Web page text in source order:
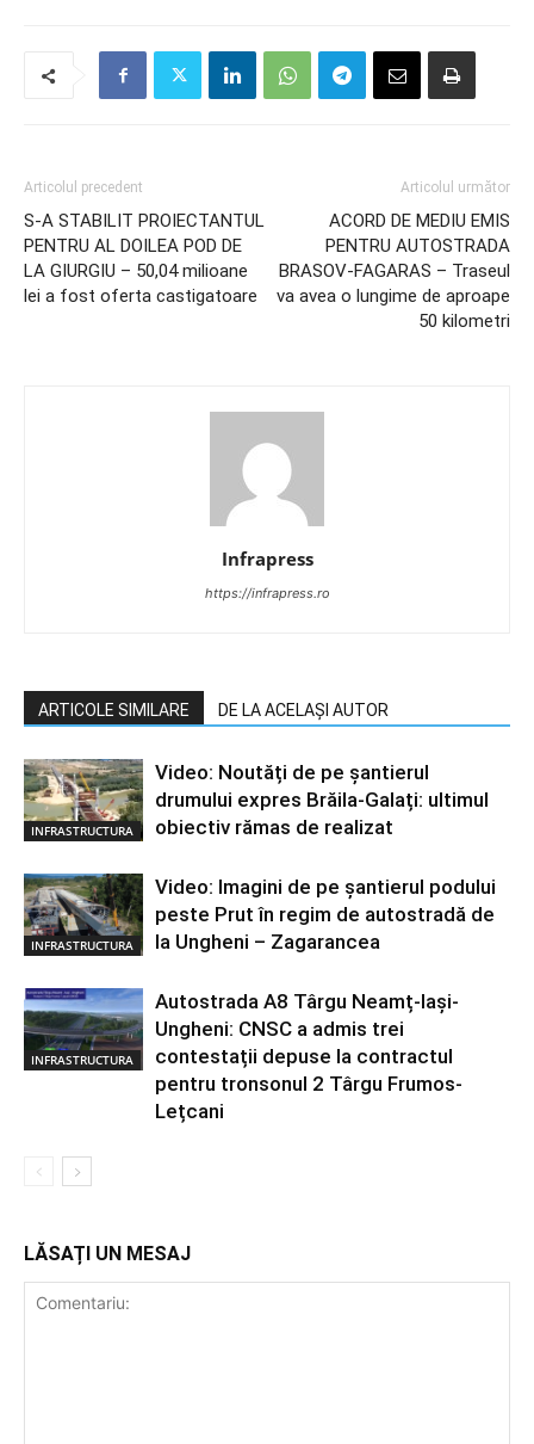
Articolul precedent
S-A STABILIT PROIECTANTUL
PENTRU AL DOILEA POD DE
LA GIURGIU – 50,04 milioane
lei a fost oferta castigatoare
Articolul următor
ACORD DE MEDIU EMIS
PENTRU AUTOSTRADA
BRASOV-FAGARAS – Traseul
va avea o lungime de aproape
50 kilometri
Infrapress
https://infrapress.ro
ARTICOLE SIMILARE DE LA ACELAȘI AUTOR
INFRASTRUCTURA
Video: Noutăți de pe șantierul
drumului expres Brăila-Galați: ultimul
obiectiv rămas de realizat
INFRASTRUCTURA
Video: Imagini de pe șantierul podului
peste Prut în regim de autostradă de
la Ungheni – Zagarancea
INFRASTRUCTURA
Autostrada A8 Târgu Neamț-Iași-
Ungheni: CNSC a admis trei
contestații depuse la contractul
pentru tronsonul 2 Târgu Frumos-
Lețcani
LĂSAȚI UN MESAJ